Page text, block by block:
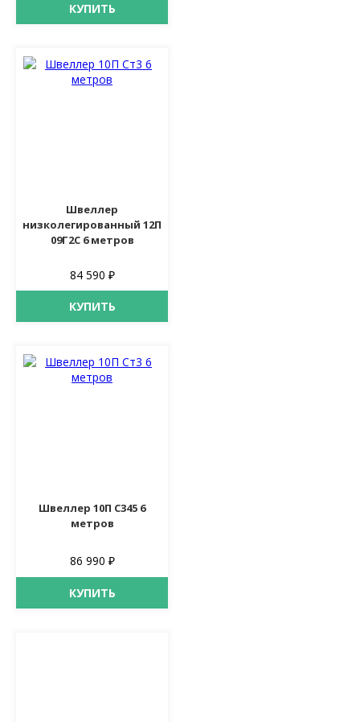
КУПИТЬ
Швеллер
низколегированный 12П
09Г2С 6 метров
84 590 ₽
КУПИТЬ
Швеллер 10П С345 6
метров
86 990 ₽
КУПИТЬ